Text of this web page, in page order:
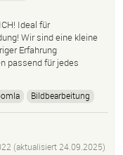
Ideal für
Wir sind eine kleine
Erfahrung
passend für jedes
Bildbearbeitung
(aktualisiert24.09.2025)